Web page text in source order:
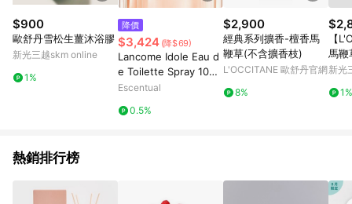
$900
歐舒丹雪松生薑沐浴膠
新光三越skm online
1%
降價
$3,424 (降$69)
Lancome Idole Eau d
e Toilette Spray 100
ml
Escentual
0.5%
$2,900
經典系列擴香-檀香馬
鞭草(不含擴香枝)
L'OCCITANE 歐舒丹官網
8%
【
馬鞭
新光
1%
熱銷排行榜